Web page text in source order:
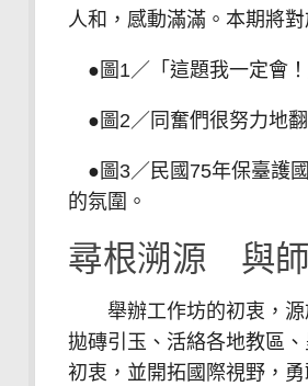
人和，感動滿滿。本期將
●圖1／「這題我一定會
●圖2／同奮們很努力地
●圖3／民國75年保臺護
的氛圍。
尋根溯源 與
舉辦工作坊的初衷，源
拋磚引玉、活絡各地教區
初衷，並開拓國際視野，